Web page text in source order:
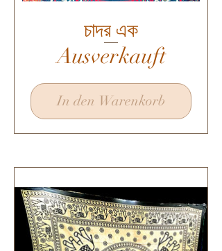
চাদর এক
Ausverkauft
In den Warenkorb